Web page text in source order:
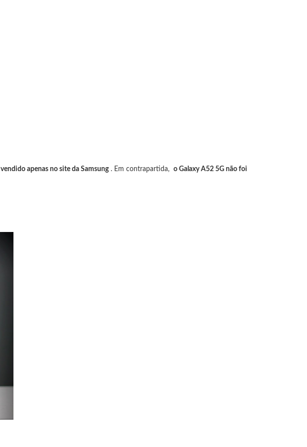
vendido apenas no site da Samsung. Em contrapartida, o Galaxy A52 5G não foi